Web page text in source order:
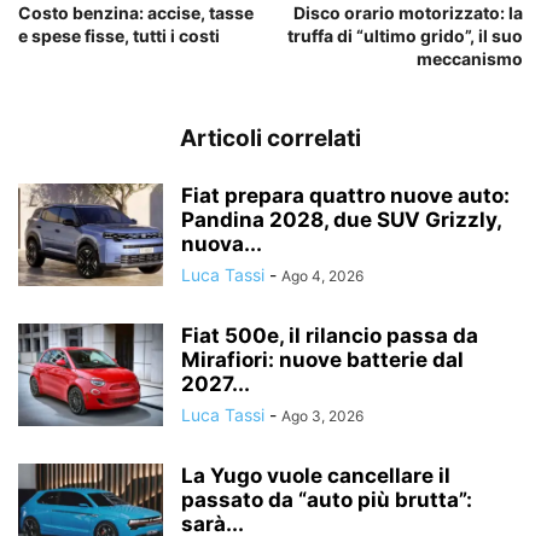
Costo benzina: accise, tasse
e spese fisse, tutti i costi
Disco orario motorizzato: la
truffa di “ultimo grido”, il suo
meccanismo
Articoli correlati
Fiat prepara quattro nuove auto:
Pandina 2028, due SUV Grizzly,
nuova...
Luca Tassi - Ago 4, 2026
Fiat 500e, il rilancio passa da
Mirafiori: nuove batterie dal
2027...
Luca Tassi - Ago 3, 2026
La Yugo vuole cancellare il
passato da “auto più brutta”:
sarà...